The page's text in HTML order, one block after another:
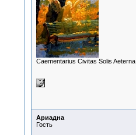
Сaementarius Civitas Solis Aeterna
Ариадна
Гость